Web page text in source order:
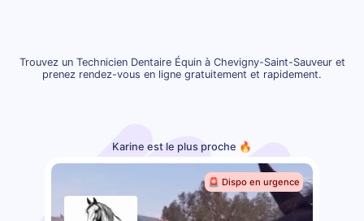
Trouvez un Technicien Dentaire Équin à Chevigny-Saint-Sauveur et
prenez rendez-vous en ligne gratuitement et rapidement.
Karine est le plus proche 🔥
🚨 Dispo en urgence